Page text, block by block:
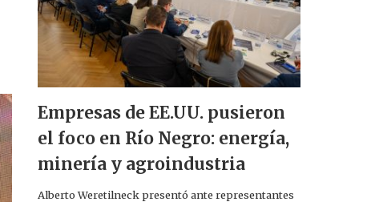
Empresas de EE.UU. pusieron
el foco en Río Negro: energía,
minería y agroindustria
Alberto Weretilneck presentó ante representantes